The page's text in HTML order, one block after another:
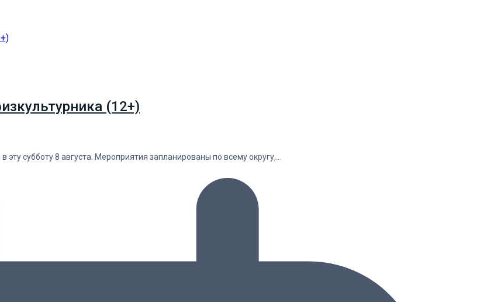
(12+)
субботу 8 августа. Мероприятия запланированы по всему округу,…